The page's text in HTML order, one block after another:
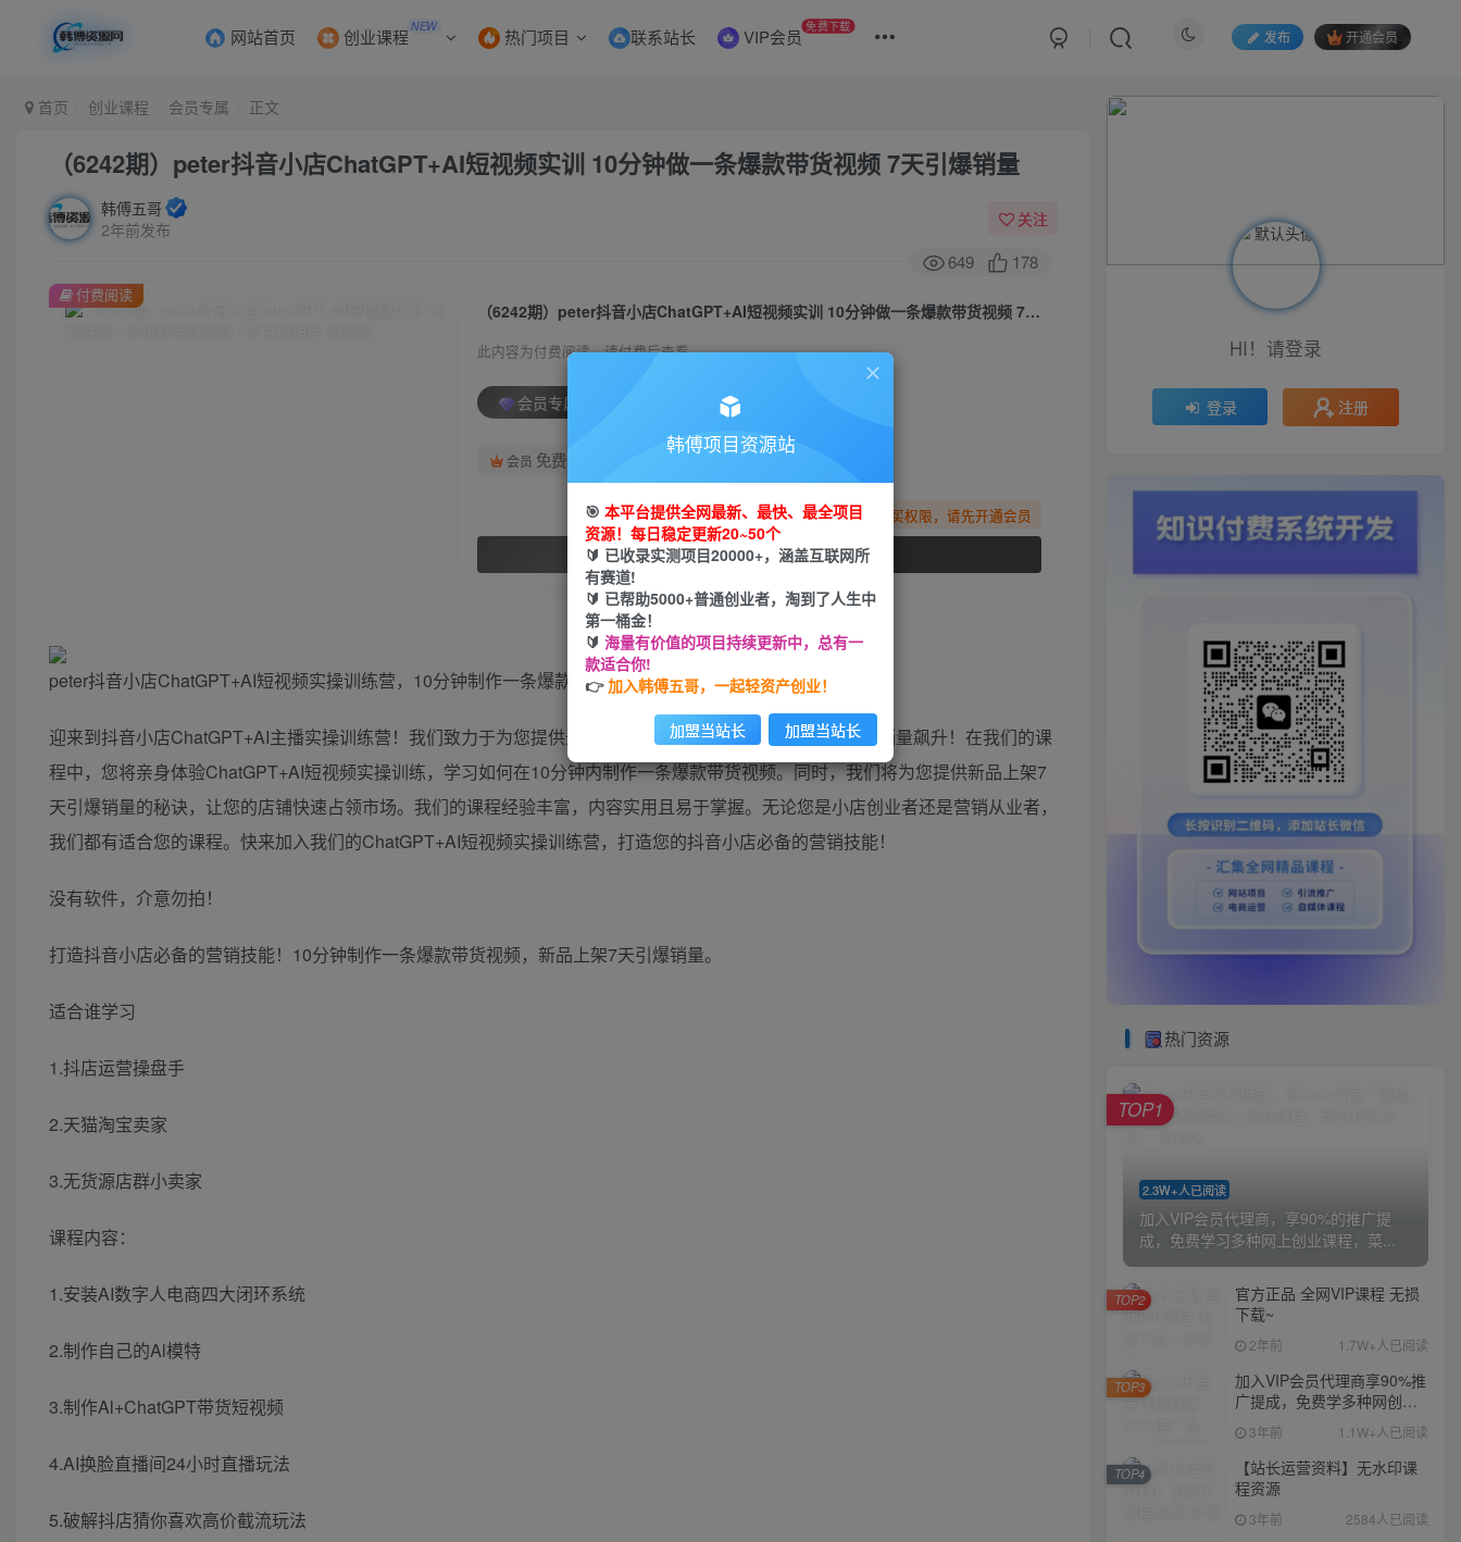
网站首页 创业课程 NEW 热门项目 联系站长 VIP会员 免费下载
发布 开通会员
首页 创业课程 会员专属 正文
（6242期）peter抖音小店ChatGPT+AI短视频实训 10分钟做一条爆款带货视频 7天引爆销量
韩傅五哥
2年前发布
关注
649 178
（6242期）peter抖音小店ChatGPT+AI短视频实训 10分钟做一条爆款带货视频 7天引爆销量
此内容为付费阅读，请付费后查看
会员专属资源
会员 免费
您暂无购买权限，请先开通会员
开通会员
付费阅读
peter抖音小店ChatGPT+AI短视频实操训练营，10分钟制作一条爆款带货视频，新品上架7天引爆销量
迎来到抖音小店ChatGPT+AI主播实操训练营！我们致力于为您提供最实用、最有效的营销技能，让您的小店销量飙升！在我们的课
程中，您将亲身体验ChatGPT+AI短视频实操训练，学习如何在10分钟内制作一条爆款带货视频。同时，我们将为您提供新品上架7
天引爆销量的秘诀，让您的店铺快速占领市场。我们的课程经验丰富，内容实用且易于掌握。无论您是小店创业者还是营销从业者，
我们都有适合您的课程。快来加入我们的ChatGPT+AI短视频实操训练营，打造您的抖音小店必备的营销技能！
没有软件，介意勿拍！
打造抖音小店必备的营销技能！10分钟制作一条爆款带货视频，新品上架7天引爆销量。
适合谁学习
1.抖店运营操盘手
2.天猫淘宝卖家
3.无货源店群小卖家
课程内容：
1.安装AI数字人电商四大闭环系统
2.制作自己的Al模特
3.制作Al+ChatGPT带货短视频
4.AI换脸直播间24小时直播玩法
5.破解抖店猜你喜欢高价截流玩法
HI！请登录
登录 注册
热门资源
2.3W+人已阅读
加入VIP会员代理商，享90%的推广提
成，免费学习多种网上创业课程，菜...
TOP1
官方正品 全网VIP课程 无损
下载~
2年前 1.7W+人已阅读
TOP2
加入VIP会员代理商享90%推
广提成，免费学多种网创课
程，菜鸟秒变大神
3年前 1.1W+人已阅读
TOP3
【站长运营资料】无水印课
程资源
3年前 2584人已阅读
TOP4
韩傅项目资源站
🎯 本平台提供全网最新、最快、最全项目
资源！每日稳定更新20~50个
🔰 已收录实测项目20000+，涵盖互联网所
有赛道!
🔰 已帮助5000+普通创业者，淘到了人生中
第一桶金！
🔰 海量有价值的项目持续更新中，总有一
款适合你!
👉加入韩傅五哥，一起轻资产创业！
加盟当站长 加盟当站长